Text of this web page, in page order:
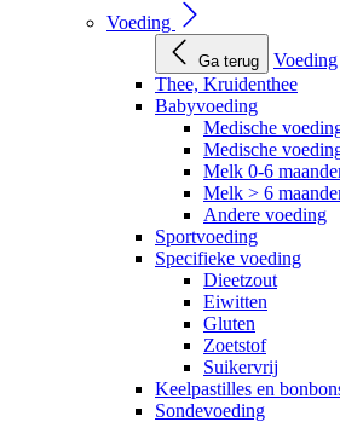
Voeding
Ga terug
Voeding
Thee, Kruidenthee
Babyvoeding
Medische
Medische
Melk 0-6
Melk > 6
Andere voeding
Sportvoeding
Specifieke voeding
Dieetzout
Eiwitten
Gluten
Zoetstof
Suikervrij
Keelpastilles en
Sondevoeding